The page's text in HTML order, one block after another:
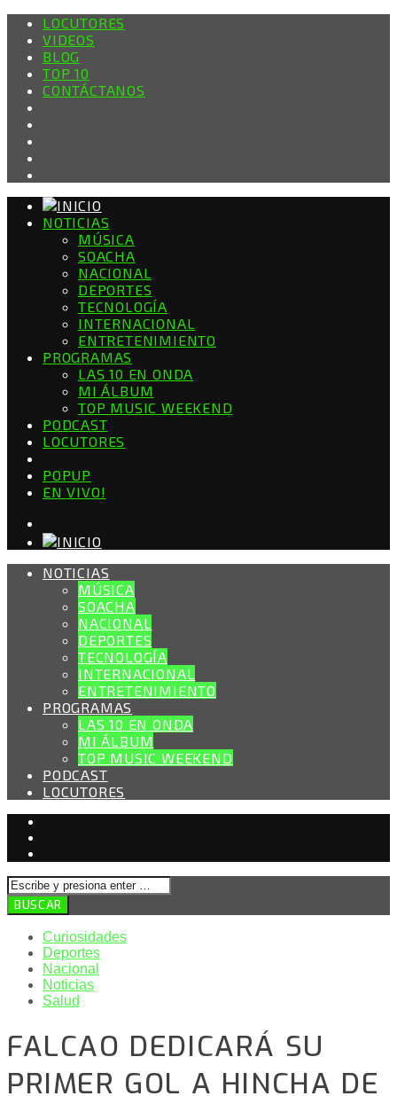
LOCUTORES
VIDEOS
BLOG
TOP 10
CONTÁCTANOS
NOTICIAS
MÚSICA
SOACHA
NACIONAL
DEPORTES
TECNOLOGÍA
INTERNACIONAL
ENTRETENIMIENTO
PROGRAMAS
LAS 10 EN ONDA
MI ÁLBUM
TOP MUSIC WEEKEND
PODCAST
LOCUTORES
POPUP
EN VIVO!
NOTICIAS
MÚSICA
SOACHA
NACIONAL
DEPORTES
TECNOLOGÍA
INTERNACIONAL
ENTRETENIMIENTO
PROGRAMAS
LAS 10 EN ONDA
MI ÁLBUM
TOP MUSIC WEEKEND
PODCAST
LOCUTORES
Curiosidades
Deportes
Nacional
Noticias
Salud
FALCAO DEDICARÁ SU
PRIMER GOL A HINCHA DE